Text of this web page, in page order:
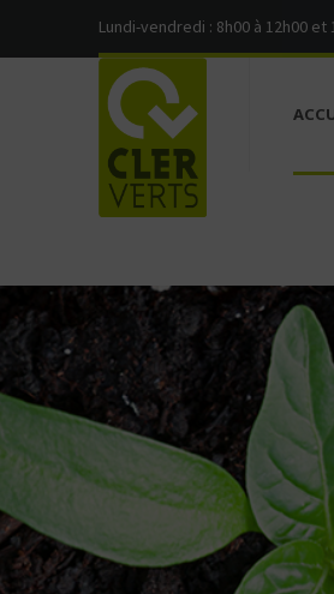
Lundi-vendredi : 8h00 à 12h00 et